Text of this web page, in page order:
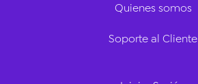
Quienes somos
Soporte al Cliente